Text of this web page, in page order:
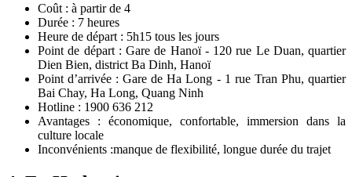
Coût : à partir de 4
Durée : 7 heures
Heure de départ : 5h15 tous les jours
Point de départ : Gare de Hanoï - 120 rue Le Duan, quartier
Dien Bien, district Ba Dinh, Hanoï
Point d’arrivée : Gare de Ha Long - 1 rue Tran Phu, quartier
Bai Chay, Ha Long, Quang Ninh
Hotline : 1900 636 212
Avantages : économique, confortable, immersion dans la
culture locale
Inconvénients :manque de flexibilité, longue durée du trajet